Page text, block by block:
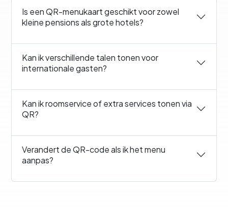
Is een QR-menukaart geschikt voor zowel
kleine pensions als grote hotels?
Kan ik verschillende talen tonen voor
internationale gasten?
Kan ik roomservice of extra services tonen via
QR?
Verandert de QR-code als ik het menu
aanpas?